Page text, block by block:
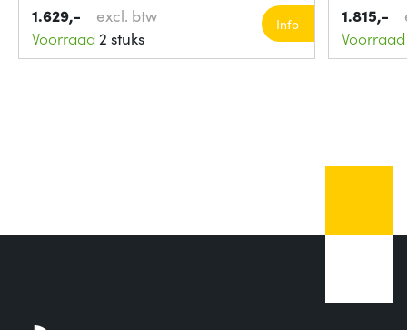
1.629,-
excl. btw
Voorraad 2 stuks
Info
Max.
1.815,-
Voorraad